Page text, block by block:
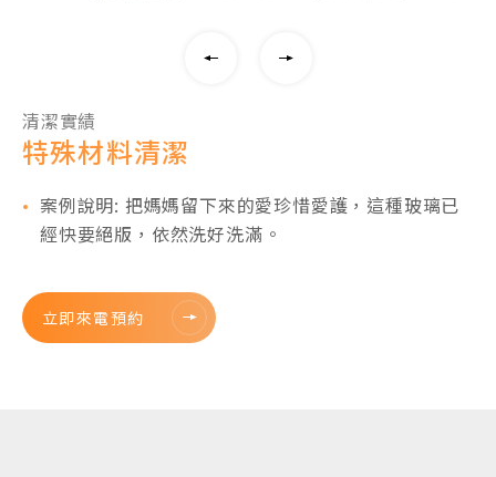
清潔實績
特殊材料清潔
案例說明: 把媽媽留下來的愛珍惜愛護，這種玻璃已
經快要絕版，依然洗好洗滿。
立即來電預約